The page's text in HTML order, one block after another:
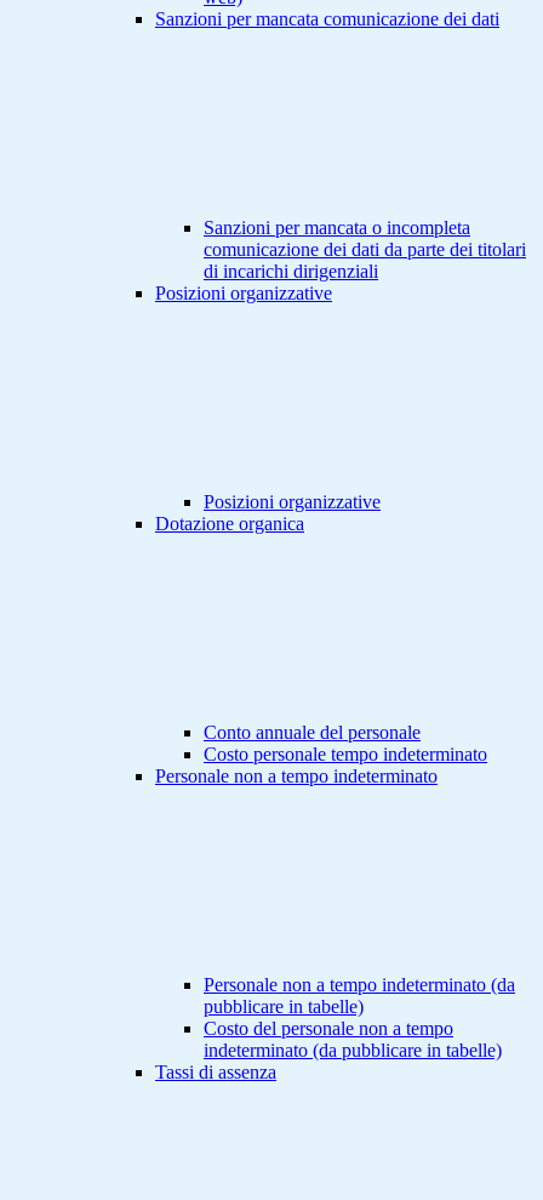
Sanzioni per mancata comunicazione dei dati
Sanzioni per mancata o incompleta
comunicazione dei dati da parte dei titolari
di incarichi dirigenziali
Posizioni organizzative
Posizioni organizzative
Dotazione organica
Conto annuale del personale
Costo personale tempo indeterminato
Personale non a tempo indeterminato
Personale non a tempo indeterminato (da
pubblicare in tabelle)
Costo del personale non a tempo
indeterminato (da pubblicare in tabelle)
Tassi di assenza